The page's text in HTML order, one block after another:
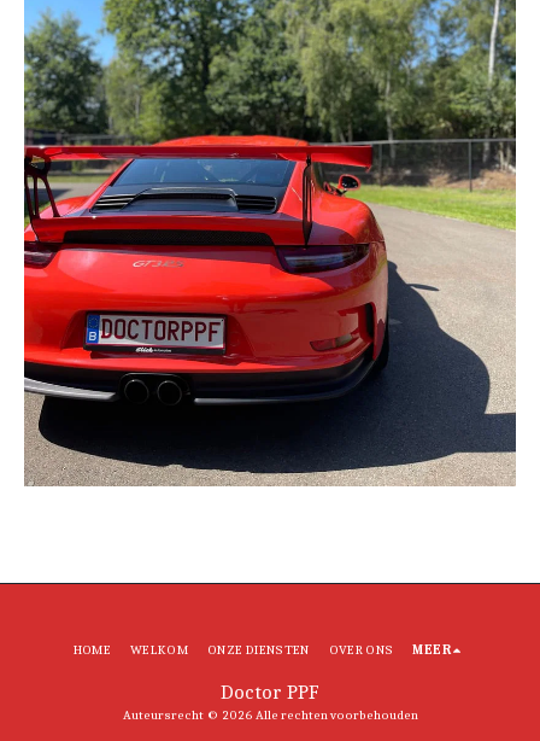
Doctor PPF
Auteursrecht © 2026 Alle rechten voorbehouden
HOME WELKOM ONZE DIENSTEN OVER ONS MEER